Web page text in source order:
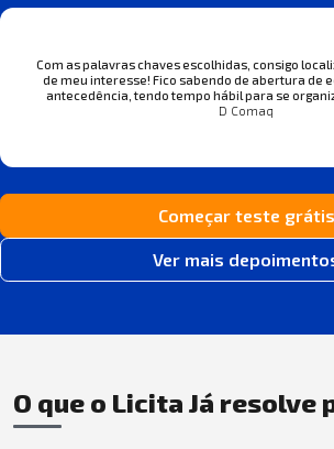
Com as palavras chaves escolhidas, consigo
de meu interesse! Fico sabendo de abertura de
antecedência, tendo tempo hábil para se
D Comaq
Começar teste grátis
Ver mais
O que o Licita Já resolve